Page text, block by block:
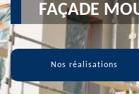
FAÇADE
Nos réalisations